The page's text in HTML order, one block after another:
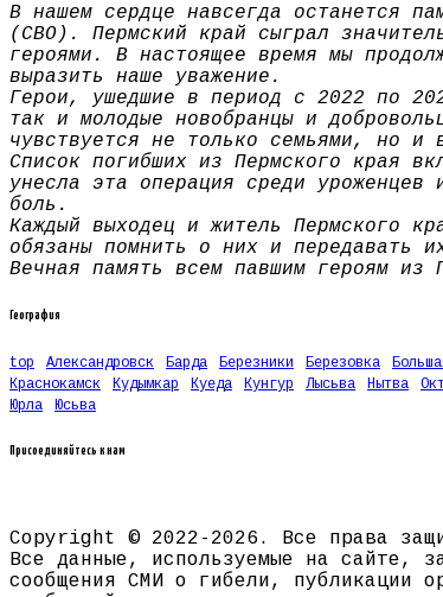
В нашем сердце навсегда останется
(СВО). Пермский край сыграл
героями. В настоящее время мы
выразить наше уважение.
Герои, ушедшие в период с 2022 по
так и молодые новобранцы и
чувствуется не только семьями, но и
Список погибших из Пермского края
унесла эта операция среди
боль.
Каждый выходец и житель Пермского
обязаны помнить о них и передавать
Вечная память всем павшим героям из
География
top Александровск Барда Березники Березовка
Краснокамск
Кудымкар Куеда Кунгур Лысьва Нытва
Юрла
Юсьва
Присоединяйтесь к нам
Copyright © 2022-2026. Все права
Все данные, используемые на сайте,
сообщения СМИ о гибели, публикации